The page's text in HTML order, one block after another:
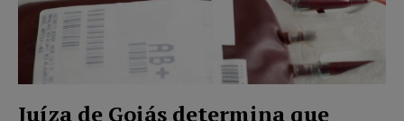
Juíza de Goiás determina que